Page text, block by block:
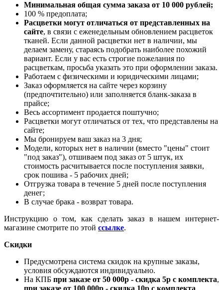
Минимальная общая сумма заказа от 10 000 рублей;
100 % предоплата;
Расцветки могут отличаться от представленных на
сайте, в связи с еженедельным обновлением расцветок
тканей. Если данной расцветки нет в наличии, мы
делаем замену, стараясь подобрать наиболее похожий
вариант. Если у вас есть строгие пожелания по
расцветкам, просьба указать это при оформлении заказа.
Работаем с физическими и юридическими лицами;
Заказ оформляется на сайте через корзину
(предпочтительно) или заполняется бланк-заказа в
прайсе;
Весь ассортимент продается поштучно;
Расцветки могут отличаться от тех, что представлены на
сайте;
Мы бронируем ваш заказ на 3 дня;
Модели, которых нет в наличии (вместо "цены" стоит
"под заказ"), отшиваем под заказ от 5 штук, их
стоимость расчитывается после поступления заявки,
срок пошива - 5 рабочих дней;
Отгрузка товара в течение 5 дней после поступления
денег;
В случае брака - возврат товара.
Инструкцию о том, как сделать заказ в нашем интернет-
магазине смотрите по этой ссылке.
Скидки
Предусмотрена система скидок на крупные заказы,
условия обсуждаются индивидуально.
На КПБ при заказе от 50 000р - скидка 5р с комплекта,
при заказе от 100 000р - скидка 10р с комплекта